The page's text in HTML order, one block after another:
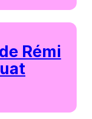
Rémi